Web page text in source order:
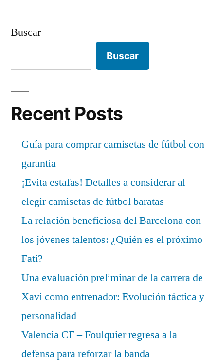
Buscar
Buscar
Recent Posts
Guía para comprar camisetas de fútbol con
garantía
¡Evita estafas! Detalles a considerar al
elegir camisetas de fútbol baratas
La relación beneficiosa del Barcelona con
los jóvenes talentos: ¿Quién es el próximo
Fati?
Una evaluación preliminar de la carrera de
Xavi como entrenador: Evolución táctica y
personalidad
Valencia CF – Foulquier regresa a la
defensa para reforzar la banda